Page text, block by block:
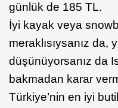
günlük de 185 TL.
İyi kayak veya
meraklısıysanız da,
düşünüyorsanız da
bakmadan karar
Türkiye’nin en iyi